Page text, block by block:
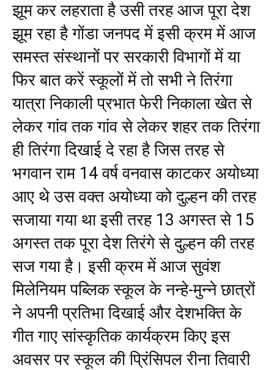
झूम कर लहराता है उसी तरह आज पूरा देश
झूम रहा है गोंडा जनपद में इसी क्रम में आज
समस्त संस्थानों पर सरकारी विभागों में या
फिर बात करें स्कूलों में तो सभी ने तिरंगा
यात्रा निकाली प्रभात फेरी निकाला खेत से
लेकर गांव तक गांव से लेकर शहर तक तिरंगा
ही तिरंगा दिखाई दे रहा है जिस तरह से
भगवान राम 14 वर्ष वनवास काटकर अयोध्या
आए थे उस वक्त अयोध्या को दुल्हन की तरह
सजाया गया था इसी तरह 13 अगस्त से 15
अगस्त तक पूरा देश तिरंगे से दुल्हन की तरह
सज गया है। इसी क्रम में आज सुवंश
मिलेनियम पब्लिक स्कूल के नन्हे-मुन्ने छात्रों
ने अपनी प्रतिभा दिखाई और देशभक्ति के
गीत गाए सांस्कृतिक कार्यक्रम किए इस
अवसर पर स्कूल की प्रिंसिपल रीना तिवारी